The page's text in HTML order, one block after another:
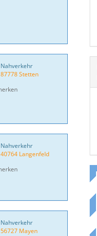
Nahverkehr
87778 Stetten
Nahverkehr
40764 Langenfeld
Nahverkehr
56727 Mayen